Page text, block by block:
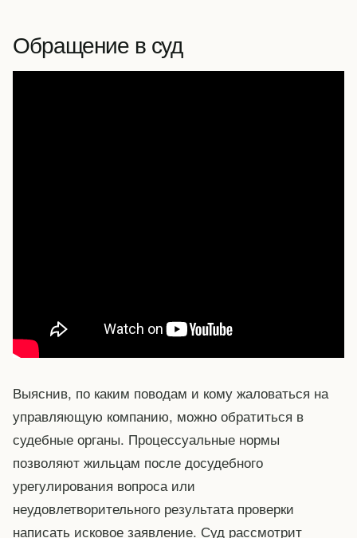
Обращение в суд
Выяснив, по каким поводам и кому жаловаться на
управляющую компанию, можно обратиться в
судебные органы. Процессуальные нормы
позволяют жильцам после досудебного
урегулирования вопроса или
неудовлетворительного результата проверки
написать исковое заявление. Суд рассмотрит